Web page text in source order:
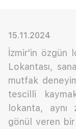
15.11.2024
İzmir'in özgün
Lokantası,
mutfak
tescilli
lokanta, aynı
gönül veren